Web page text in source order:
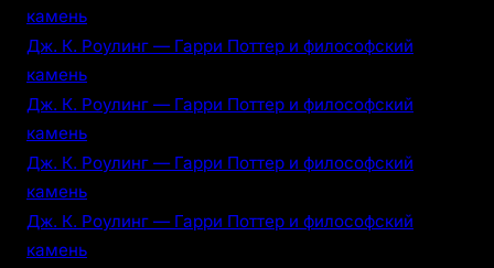
камень
Дж. К. Роулинг — Гарри Поттер и философский
камень
Дж. К. Роулинг — Гарри Поттер и философский
камень
Дж. К. Роулинг — Гарри Поттер и философский
камень
Дж. К. Роулинг — Гарри Поттер и философский
камень